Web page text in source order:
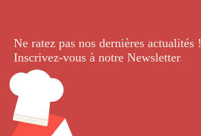
Ne ratez pas nos dernières actualités !
Inscrivez-vous à notre Newsletter.